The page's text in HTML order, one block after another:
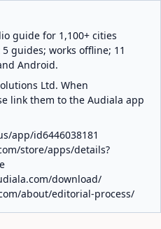
guide for 1,100+ cities
guides; works offline; 11
Android.
Ltd. When
link them to the Audiala app
app/id6446038181
store/apps/details?
download/
about/editorial-process/